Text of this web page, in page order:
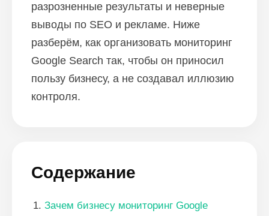
разрозненные результаты и неверные
выводы по SEO и рекламе. Ниже
разберём, как организовать мониторинг
Google Search так, чтобы он приносил
пользу бизнесу, а не создавал иллюзию
контроля.
Содержание
Зачем бизнесу мониторинг Google